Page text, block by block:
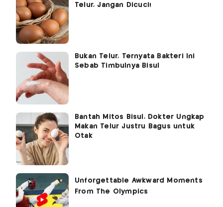
Telur, Jangan Dicuci!
Bukan Telur, Ternyata Bakteri Ini
Sebab Timbulnya Bisul
Bantah Mitos Bisul, Dokter Ungkap
Makan Telur Justru Bagus untuk
Otak